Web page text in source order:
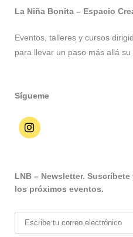
La Niña Bonita – Espacio
Eventos, talleres y cursos
para llevar un paso más allá su
Sígueme
LNB – Newsletter.
los próximos eventos.